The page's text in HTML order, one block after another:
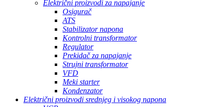
Električni proizvodi za napajanje
Osigurač
ATS
Stabilizator napona
Kontrolni transformator
Regulator
Prekidač za napajanje
Strujni transformator
VFD
Meki starter
Kondenzator
Električni proizvodi srednjeg i visokog napona